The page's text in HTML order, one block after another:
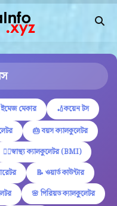
মেকার
🏏কয়েন টস
🎂 বয়স ক্যালকুলেটর
🏋️‍♂️স্বাস্থ্য ক্যালকুলেটর (BMI)
📝 ওয়ার্ড কাউন্টার
🌸 পিরিয়ড ক্যালকুলেটর